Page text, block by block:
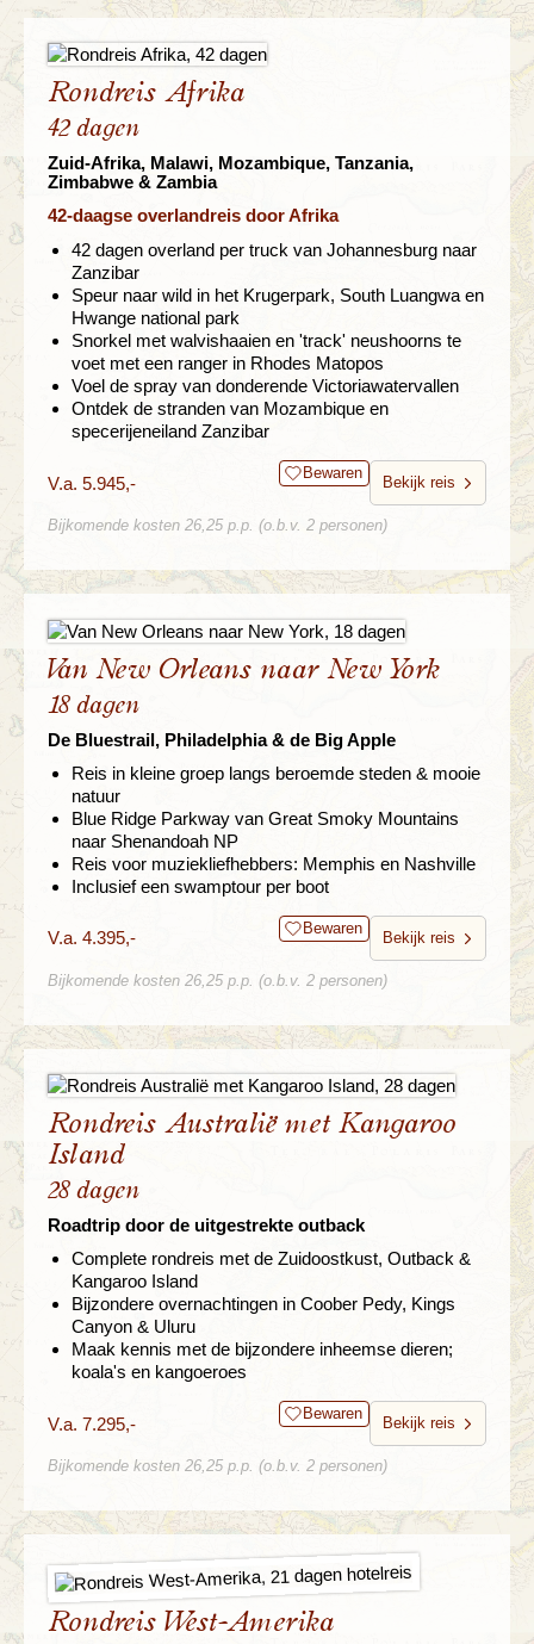
Rondreis Afrika
42 dagen
Zuid-Afrika, Malawi, Mozambique, Tanzania,
Zimbabwe & Zambia
42-daagse overlandreis door Afrika
42 dagen overland per truck van Johannesburg naar
Zanzibar
Speur naar wild in het Krugerpark, South Luangwa en
Hwange national park
Snorkel met walvishaaien en 'track' neushoorns te
voet met een ranger in Rhodes Matopos
Voel de spray van donderende Victoriawatervallen
Ontdek de stranden van Mozambique en
specerijeneiland Zanzibar
V.a. 5.945,- Bewaren
Bekijk reis
Bijkomende kosten 26,25 p.p. (o.b.v. 2 personen)
Van New Orleans naar New York
18 dagen
De Bluestrail, Philadelphia & de Big Apple
Reis in kleine groep langs beroemde steden & mooie
natuur
Blue Ridge Parkway van Great Smoky Mountains
naar Shenandoah NP
Reis voor muziekliefhebbers: Memphis en Nashville
Inclusief een swamptour per boot
V.a. 4.395,- Bewaren
Bekijk reis
Bijkomende kosten 26,25 p.p. (o.b.v. 2 personen)
Rondreis Australië met Kangaroo
Island
28 dagen
Roadtrip door de uitgestrekte outback
Complete rondreis met de Zuidoostkust, Outback &
Kangaroo Island
Bijzondere overnachtingen in Coober Pedy, Kings
Canyon & Uluru
Maak kennis met de bijzondere inheemse dieren;
koala's en kangoeroes
V.a. 7.295,- Bewaren
Bekijk reis
Bijkomende kosten 26,25 p.p. (o.b.v. 2 personen)
Rondreis West-Amerika